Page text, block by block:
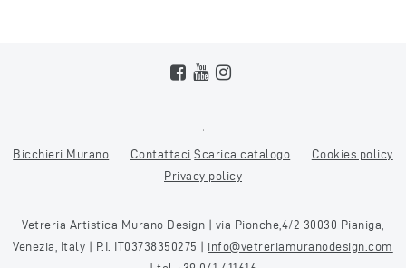
Bicchieri Murano Contattaci Scarica catalogo
Cookies policy
Privacy policy
Vetreria Artistica Murano Design | via Pionche,4/2 30030 Pianiga,
Venezia, Italy | P.I. IT03738350275 | info@vetreriamuranodesign.com